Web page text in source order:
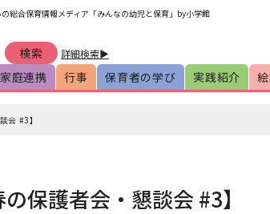
総合保育情報メディア「みんなの幼児と保育」by小学館
詳細検索▶
家庭連携 行事 保育者の学び 実践紹介
会 #3】
保護者会・懇談会 #3】